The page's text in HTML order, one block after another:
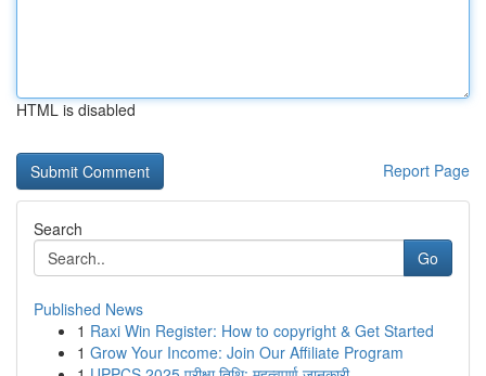
HTML is disabled
Report Page
Search
Go
Published News
1 Raxi Win Register: How to copyright & Get Started
1 Grow Your Income: Join Our Affiliate Program